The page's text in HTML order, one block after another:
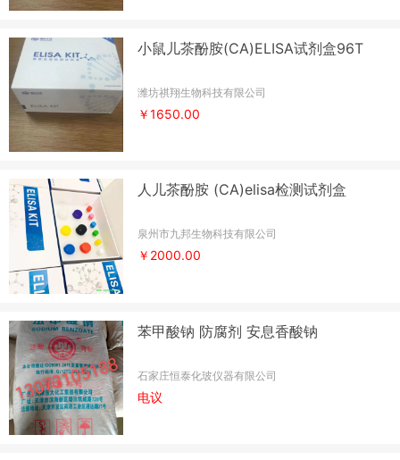
小鼠儿茶酚胺(CA)ELISA试剂盒96T
潍坊祺翔生物科技有限公司
￥1650.00
人儿茶酚胺 (CA)elisa检测试剂盒
泉州市九邦生物科技有限公司
￥2000.00
苯甲酸钠 防腐剂 安息香酸钠
石家庄恒泰化玻仪器有限公司
电议